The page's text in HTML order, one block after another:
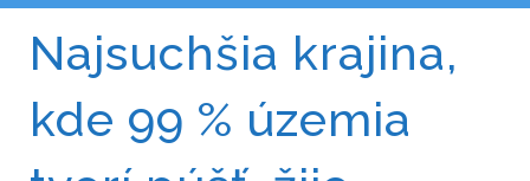
Najsuchšia krajina,
kde 99 % územia